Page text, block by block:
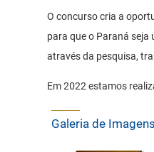
O concurso cria a
para que o Paraná seja
através da pesquisa,
Em 2022 estamos
Galeria de Imagens